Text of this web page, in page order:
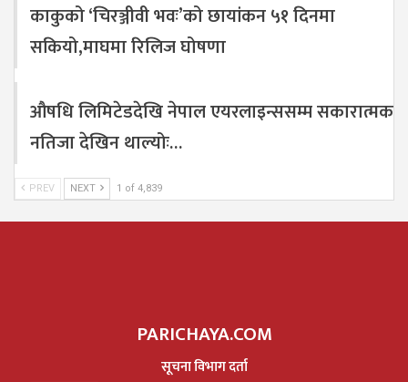
काकुको ‘चिरञ्जीवी भवः’को छायांकन ५१ दिनमा
सकियो,माघमा रिलिज घोषणा
औषधि लिमिटेडदेखि नेपाल एयरलाइन्ससम्म सकारात्मक
नतिजा देखिन थाल्योः…
PREV NEXT 1 of 4,839
PARICHAYA.COM
सूचना विभाग दर्ता